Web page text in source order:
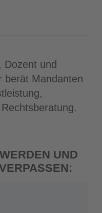
Dozent und
berät Mandanten
UND